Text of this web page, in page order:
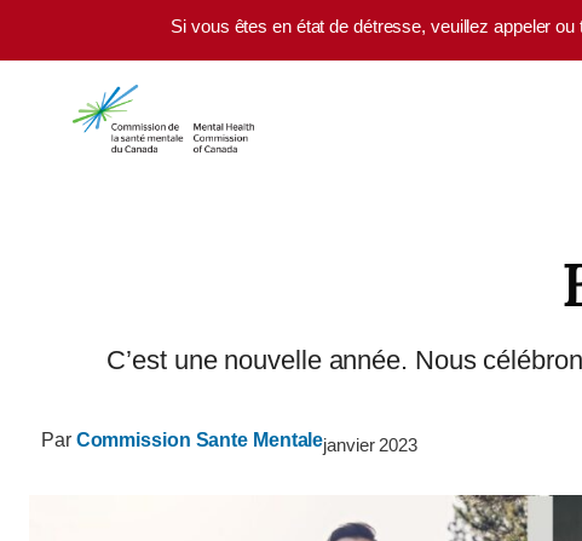
Skip to main contentSi vous êtes en état de détresse, veuillez appeler
C’est une nouvelle année. Nous
Par Commission Sante Mentalejanvier 2023